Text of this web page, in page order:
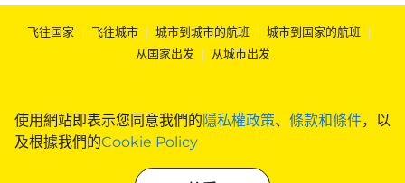
使用網站即表示您同意我們的隱私權政策、 條款和條件，以
及根據我們的Cookie Policy
飞往国家 | 飞往城市 | 城市到城市的航班 | 城市到国家的航班 |
从国家出发 | 从城市出发